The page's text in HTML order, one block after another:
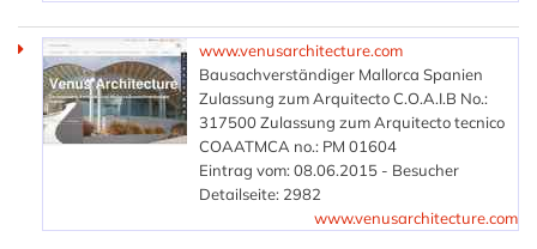
www.venusarchitecture.com
Bausachverständiger Mallorca Spanien
Zulassung zum Arquitecto C.O.A.I.B No.:
317500 Zulassung zum Arquitecto tecnico
COAATMCA no.: PM 01604
Eintrag vom: 08.06.2015 - Besucher
Detailseite: 2982
www.venusarchitecture.com